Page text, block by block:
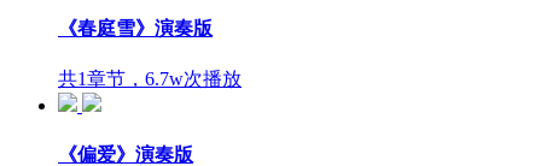
《春庭雪》演奏版
共1章节，6.7w次播放
《偏爱》演奏版